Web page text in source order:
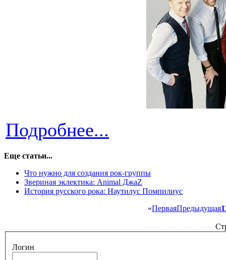
Подробнее...
Еще статьи...
Что нужно для создания рок-группы
Звериная эклектика: Animal ДжаZ
История русского рока: Наутилус Помпилиус
«ПерваяПредыдущая1
Логин